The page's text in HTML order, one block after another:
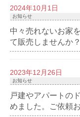
2024年10月1日
お知らせ
中々売れないお家
て販売しませんか？
2023年12月26日
お知らせ
戸建やアパートの
めました。ご依頼